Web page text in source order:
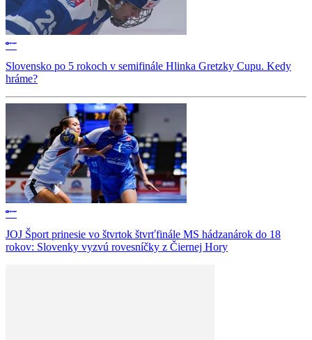
Slovensko po 5 rokoch v semifinále Hlinka Gretzky Cupu. Kedy
hráme?
JOJ Šport prinesie vo štvrtok štvrťfinále MS hádzanárok do 18
rokov: Slovenky vyzvú rovesníčky z Čiernej Hory